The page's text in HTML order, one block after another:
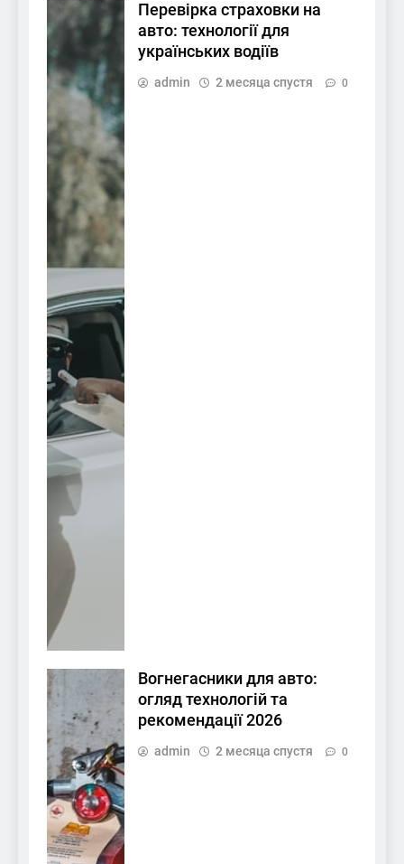
Перевірка страховки на
авто: технології для
українських водіїв
admin 2 месяца спустя 0
Вогнегасники для авто:
огляд технологій та
рекомендації 2026
admin 2 месяца спустя 0